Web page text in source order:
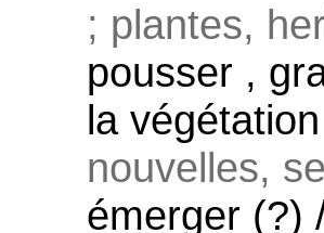
; plantes,
pousser ,
la
nouvelles,
émerger (?)